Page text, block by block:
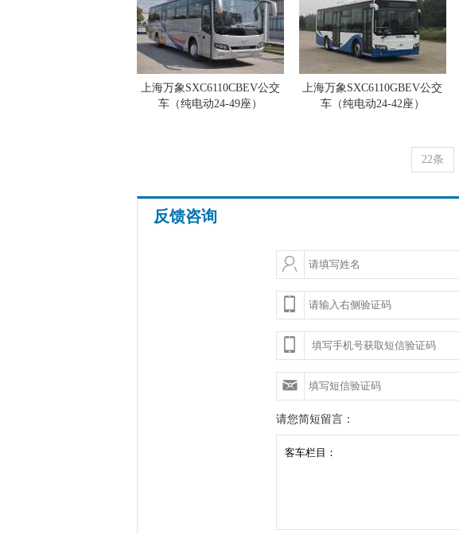
上海万象SXC6110CBEV公交
车（纯电动24-49座）
上海万象SXC6110GBEV公交
车（纯电动24-42座）
22条
反馈咨询
请您简短留言：